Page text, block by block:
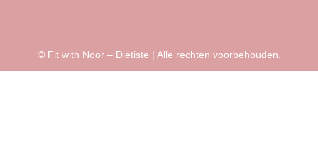
© Fit with Noor – Diëtiste | Alle rechten voorbehouden.